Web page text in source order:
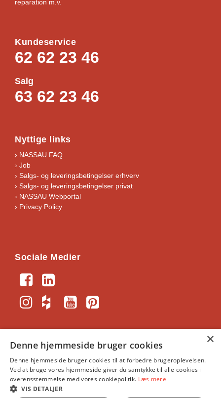
reparation m.v.
Kundeservice
62 62 23 46
Salg
63 62 23 46
Nyttige links
› NASSAU FAQ
› Job
› Salgs- og leveringsbetingelser erhverv
› Salgs- og leveringsbetingelser privat
› NASSAU Webportal
› Privacy Policy
Sociale Medier
NASSAU-Portal｜Generelle vilkår og
handelsbetingelser｜NASSAU, Krogagervej 2, 5750
Ringe｜info@nassau.dk｜CVR: 34391513
©NASSAU Door A/S, Part of ASSA ABLOY © ASSA
×
Denne hjemmeside bruger cookies
Denne hjemmeside bruger cookies til at forbedre brugeroplevelsen.
Ved at bruge vores hjemmeside giver du samtykke til alle cookies i
overensstemmelse med vores cookiepolitik. Læs mere
VIS DETALJER